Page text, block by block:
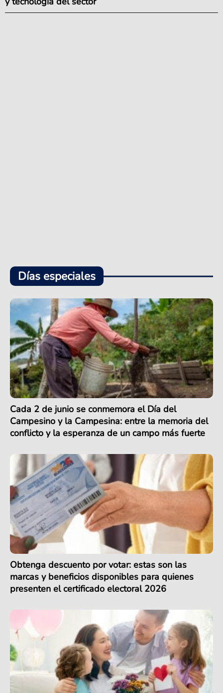
Días especiales
Cada 2 de junio se conmemora el Día del
Campesino y la Campesina: entre la memoria del
conflicto y la esperanza de un campo más fuerte
Obtenga descuento por votar: estas son las
marcas y beneficios disponibles para quienes
presenten el certificado electoral 2026